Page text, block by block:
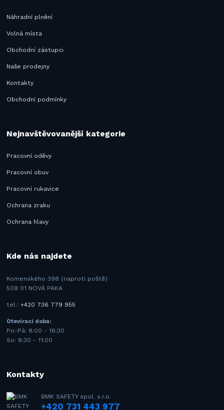
Náhradní plnění
Volná místa
Obchodní zástupci
Naše prodejny
Kontakty
Obchodní podmínky
Nejnavštěvovanější kategorie
Pracovní oděvy
Pracovní obuv
Pracovní rukavice
Ochrana zraku
Ochrana hlavy
Kde nás najdete
Komenského 398 (naproti poště)
509 01 NOVÁ PAKA
tel.:+420 736 779 955
Otevírací doba:
Po-Pá: 8:00 - 16:30
So: 8:30 - 11:00
Kontakty
BMK SAFETY spol. s.r.o.
+420 731 443 977